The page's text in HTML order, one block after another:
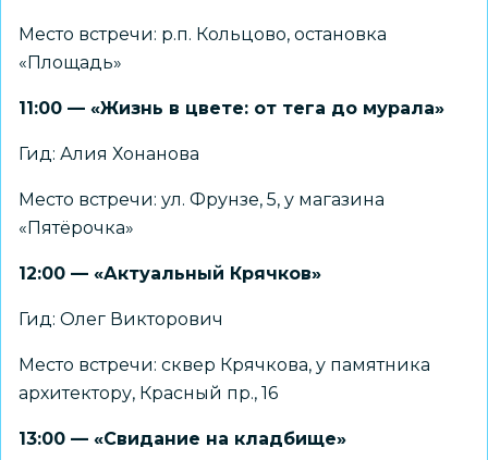
Место встречи: р.п. Кольцово, остановка
«Площадь»
11:00 — «Жизнь в цвете: от тега до мурала»
Гид: Алия Хонанова
Место встречи: ул. Фрунзе, 5, у магазина
«Пятёрочка»
12:00 — «Актуальный Крячков»
Гид: Олег Викторович
Место встречи: сквер Крячкова, у памятника
архитектору, Красный пр., 16
13:00 — «Свидание на кладбище»